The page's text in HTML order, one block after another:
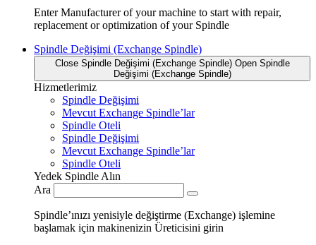
Enter Manufacturer of your machine to start with repair,
replacement or optimization of your Spindle
Spindle Değişimi (Exchange Spindle)
Close Spindle Değişimi (Exchange Spindle) Open Spindle
Değişimi (Exchange Spindle)
Hizmetlerimiz
Spindle Değişimi
Mevcut Exchange Spindle’lar
Spindle Oteli
Spindle Değişimi
Mevcut Exchange Spindle’lar
Spindle Oteli
Yedek Spindle Alın
Ara
Spindle’ınızı yenisiyle değiştirme (Exchange) işlemine
başlamak için makinenizin Üreticisini girin